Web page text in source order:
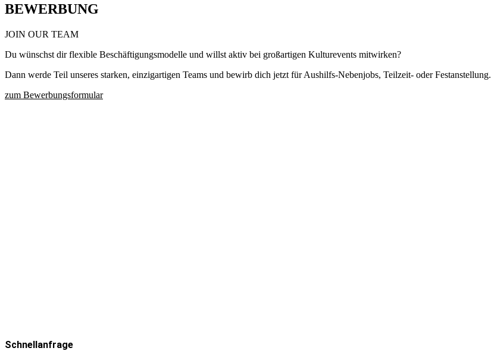
BEWERBUNG
JOIN OUR TEAM
Du wünschst dir flexible Beschäftigungsmodelle und willst aktiv bei großartigen Kulturevents mitwirken?
Dann werde Teil unseres starken, einzigartigen Teams und bewirb dich jetzt für Aushilfs-Nebenjobs, Teilzeit- oder Festanstellung.
zum Bewerbungsformular
Schnellanfrage